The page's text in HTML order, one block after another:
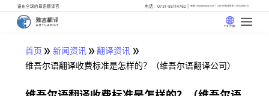
遍布全球的母语翻译官 电话：0731-85114762 邮箱: info@artlangs.com 24小时翻译管家: 18142666316
中文 (中国)
首页 » 新闻资讯» 翻译资讯 »
维吾尔语翻译收费标准是怎样的？（维吾尔语翻译公司）